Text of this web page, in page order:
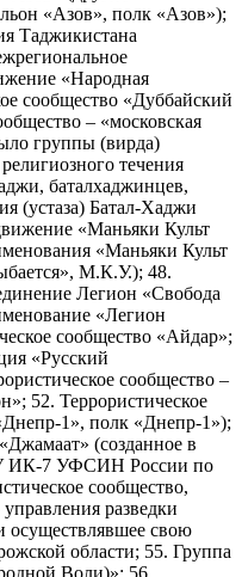
«Азов», полк «Азов»);
Таджикистана
«Народная
сообщество «Дуббайский
– «московская
группы (вирда)
течения
баталхаджинцев,
(устаза) Батал-Хаджи
«Маньяки Культ
«Маньяки Культ
М.К.У.); 48.
Легион «Свобода
«Легион
сообщество «Айдар»;
«Русский
сообщество –
52. Террористическое
1», полк «Днепр-1»);
(созданное в
ИК-7 УФСИН России по
сообщество,
разведки
свою
области; 55. Группа
Воли)»; 56.